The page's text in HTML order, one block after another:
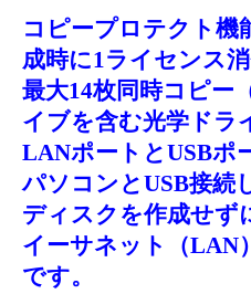
コピープロテクト機
成時に1ライセンス
最大14枚同時コピー
イブを含む光学ドラ
LANポートとUSBポ
パソコンとUSB接続
ディスクを作成せず
イーサネット（LAN
です。